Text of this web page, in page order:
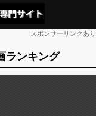
スポンサーリンクあり
ランキング